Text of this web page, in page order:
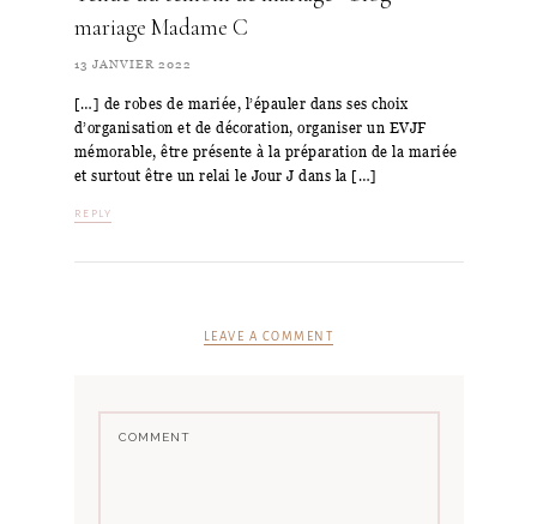
mariage Madame C
13 JANVIER 2022
[…] de robes de mariée, l’épauler dans ses choix
d’organisation et de décoration, organiser un EVJF
mémorable, être présente à la préparation de la mariée
et surtout être un relai le Jour J dans la […]
REPLY
LEAVE A COMMENT